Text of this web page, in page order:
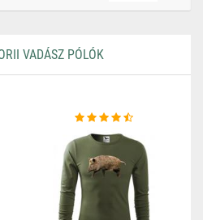
VADÁSZ PÓLÓK